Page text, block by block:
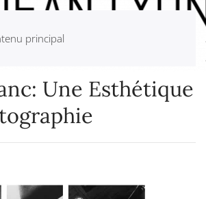
principal
Une Esthétique